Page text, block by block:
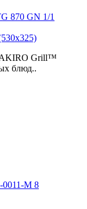
Grill™
блюд..